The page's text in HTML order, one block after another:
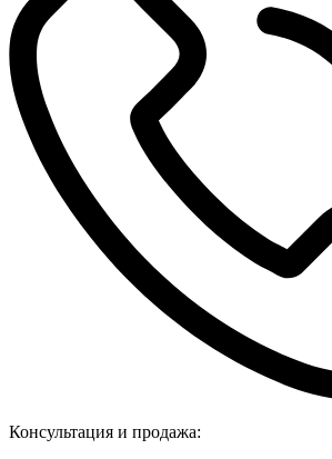
Консультация и продажа: